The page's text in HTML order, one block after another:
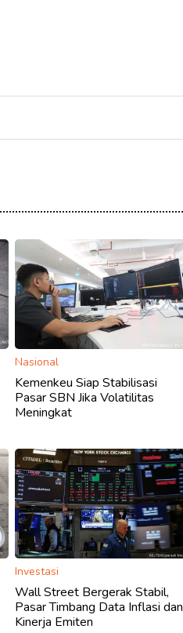
Nasional
Kemenkeu Siap Stabilisasi
Pasar SBN Jika Volatilitas
Meningkat
Investasi
Wall Street Bergerak Stabil,
Pasar Timbang Data Inflasi dan
Kinerja Emiten